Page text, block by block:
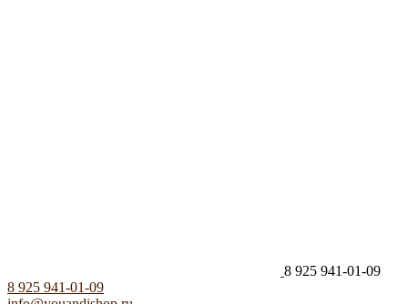
8 925 941-01-09
8 925 941-01-09